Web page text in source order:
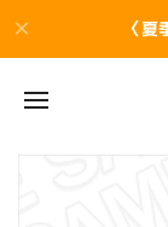
〈夏